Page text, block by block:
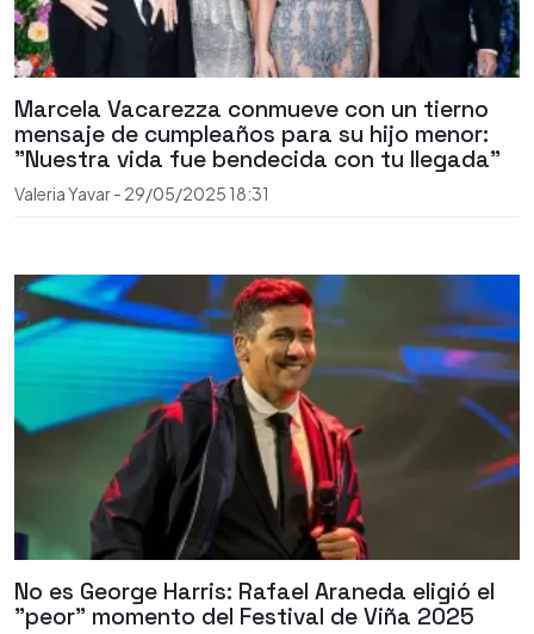
Marcela Vacarezza conmueve con un tierno
mensaje de cumpleaños para su hijo menor:
"Nuestra vida fue bendecida con tu llegada"
Valeria Yavar- 29/05/2025 18:31
No es George Harris: Rafael Araneda eligió el
"peor" momento del Festival de Viña 2025